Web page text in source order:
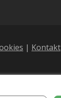
| Kontakt